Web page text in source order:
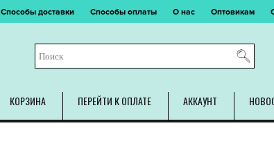
Способы доставки Способы оплаты О нас Оптовикам
КОРЗИНА ПЕРЕЙТИ К ОПЛАТЕ АККАУНТ